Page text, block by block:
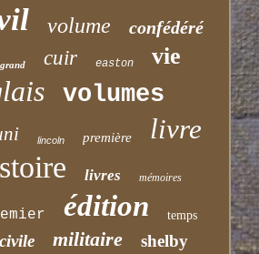
volume confédéré
grand cuir easton vie
volumes
lincoln première livre
livres mémoires
édition temps
civile militaire shelby